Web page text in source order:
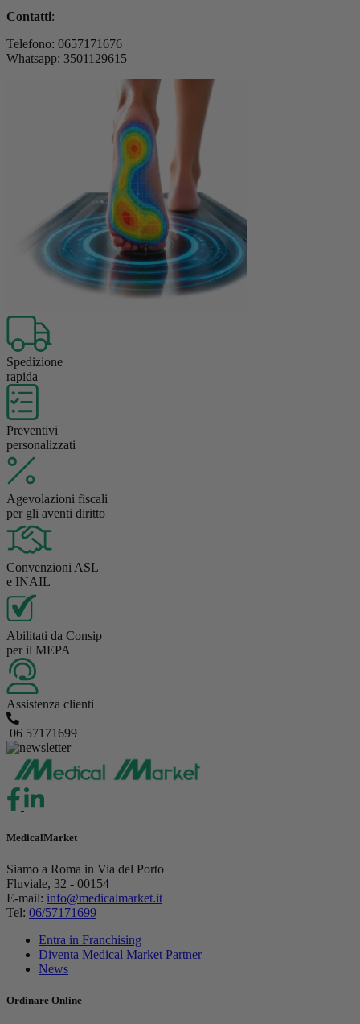
Contatti:
Telefono: 0657171676
Whatsapp: 3501129615
Spedizione
rapida
Preventivi
personalizzati
Agevolazioni fiscali
per gli aventi diritto
Convenzioni ASL
e INAIL
Abilitati da Consip
per il MEPA
Assistenza clienti
06 57171699
MedicalMarket
Siamo a Roma in Via del Porto
Fluviale, 32 - 00154
E-mail: info@medicalmarket.it
Tel: 06/57171699
Entra in Franchising
Diventa Medical Market Partner
News
Ordinare Online